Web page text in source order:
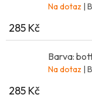
Na dotaz |
285 Kč
Barva:
Na dotaz |
285 Kč